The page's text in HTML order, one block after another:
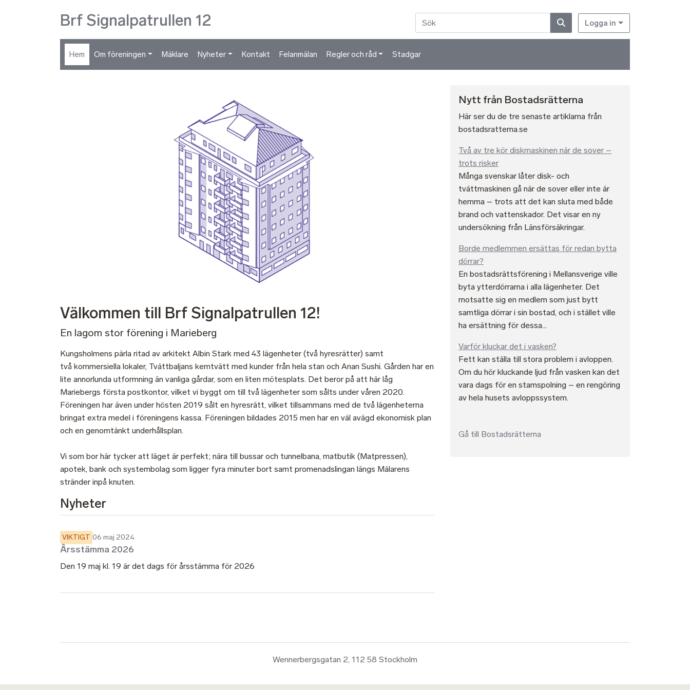
Brf Signalpatrullen 12 Logga in
Hem Om föreningen Mäklare Nyheter Kontakt Felanmälan Regler och råd Stadgar
Välkommen till Brf Signalpatrullen 12!
En lagom stor förening i Marieberg
Kungsholmens pärla ritad av arkitekt Albin Stark med 43 lägenheter (två hyresrätter) samt
två kommersiella lokaler, Tvättbaljans kemtvätt med kunder från hela stan och Anan Sushi. Gården har en
lite annorlunda utformning än vanliga gårdar, som en liten mötesplats. Det beror på att här låg
Mariebergs första postkontor, vilket vi byggt om till två lägenheter som sålts under våren 2020.
Föreningen har även under hösten 2019 sålt en hyresrätt, vilket tillsammans med de två lägenheterna
bringat extra medel i föreningens kassa. Föreningen bildades 2015 men har en väl avägd ekonomisk plan
och en genomtänkt underhållsplan.
Vi som bor här tycker att läget är perfekt; nära till bussar och tunnelbana, matbutik (Matpressen),
apotek, bank och systembolag som ligger fyra minuter bort samt promenadslingan längs Mälarens
stränder inpå knuten.
Nyheter
VIKTIGT 06 maj 2024
Årsstämma 2026
Den 19 maj kl. 19 är det dags för årsstämma för 2026
Nytt från Bostadsrätterna
Här ser du de tre senaste artiklarna från
bostadsratterna.se
Två av tre kör diskmaskinen när de sover –
trots risker
Många svenskar låter disk- och
tvättmaskinen gå när de sover eller inte är
hemma – trots att det kan sluta med både
brand och vattenskador. Det visar en ny
undersökning från Länsförsäkringar.
Borde medlemmen ersättas för redan bytta
dörrar?
En bostadsrättsförening i Mellansverige ville
byta ytterdörrarna i alla lägenheter. Det
motsatte sig en medlem som just bytt
samtliga dörrar i sin bostad, och i stället ville
ha ersättning för dessa...
Varför kluckar det i vasken?
Fett kan ställa till stora problem i avloppen.
Om du hör kluckande ljud från vasken kan det
vara dags för en stamspolning – en rengöring
av hela husets avloppssystem.
Gå till Bostadsrätterna
Wennerbergsgatan 2, 112 58 Stockholm